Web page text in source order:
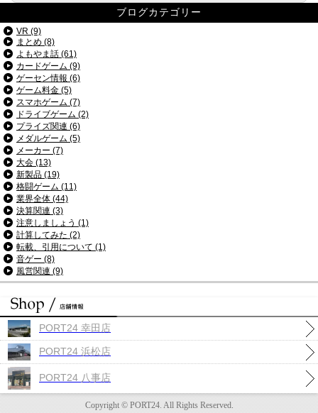
ブログカテゴリー
VR (9)
まとめ (8)
よもやま話 (61)
カードゲーム (9)
ゲーセン情報 (6)
ゲーム料金 (5)
スマホゲーム (7)
ドライブゲーム (2)
プライズ関連 (6)
メダルゲーム (5)
メーカー (7)
大会 (13)
新製品 (19)
格闘ゲーム (11)
業界全体 (44)
決算関連 (3)
注意しましょう (1)
計算してみた (2)
転載、引用について (1)
音ゲー (8)
風営関連 (9)
PORT24 幸田店
PORT24 浜松店
PORT24 八事店
Copyright © PORT24. All Rights Reserved.